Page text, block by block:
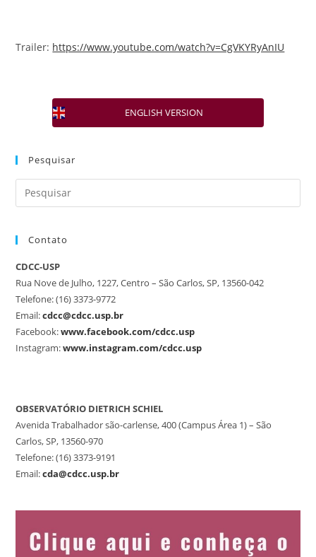
Trailer: https://www.youtube.com/watch?v=CgVKYRyAnIU
ENGLISH VERSION
Pesquisar
Contato
CDCC-USP
Rua Nove de Julho, 1227, Centro – São Carlos, SP, 13560-042
Telefone: (16) 3373-9772
Email:cdcc@cdcc.usp.br
Facebook:www.facebook.com/cdcc.usp
Instagram:www.instagram.com/cdcc.usp
OBSERVATÓRIO DIETRICH SCHIEL
Avenida Trabalhador são-carlense, 400 (Campus Área 1) – São
Carlos, SP, 13560-970
Telefone: (16) 3373-9191
Email:cda@cdcc.usp.br